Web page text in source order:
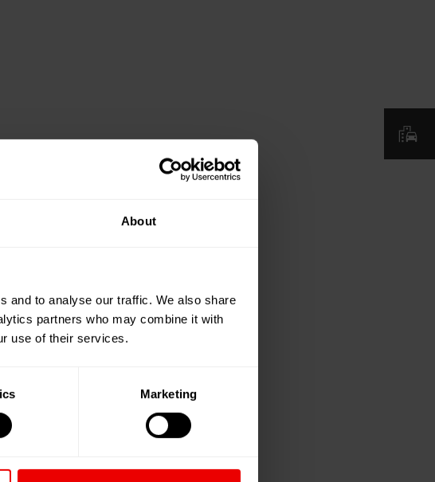
About
and to analyse our traffic. We also share
partners who may combine it with
use of their services.
Marketing